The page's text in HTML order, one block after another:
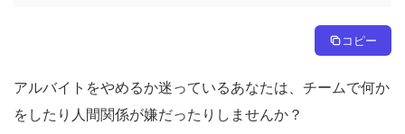
コピー
アルバイトをやめるか迷っているあなたは、チームで何か
をしたり人間関係が嫌だったりしませんか？